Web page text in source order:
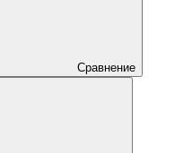
Сравнение